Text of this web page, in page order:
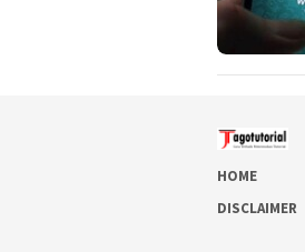
HOME
DISCLAIMER